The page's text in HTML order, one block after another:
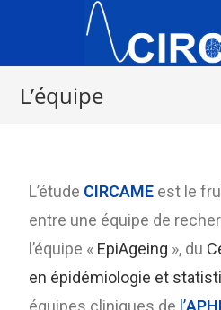
L’équipe
L’étude CIRCAME est le
entre une équipe de
l’équipe « EpiAgeing », du
en épidémiologie et
équipes cliniques de l’